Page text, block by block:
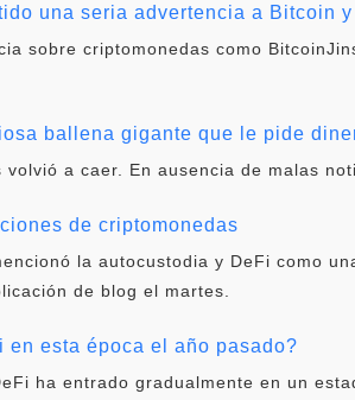
una seria advertencia a Bitcoin
sobre criptomonedas como
ballena gigante que le pide
a caer. En ausencia de malas
de criptomonedas
la autocustodia y DeFi como
de blog el martes.
en esta época el año pasado?
ha entrado gradualmente en un